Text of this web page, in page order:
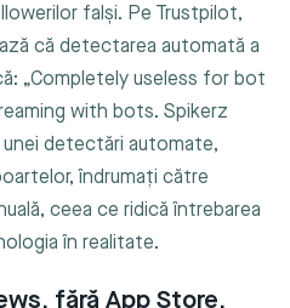
falși. Pe Trustpilot,
că detectarea automată a
„Completely useless for bot
with bots. Spikerz
detectări automate,
îndrumați către
ceea ce ridică întrebarea
în realitate.
fără App Store,